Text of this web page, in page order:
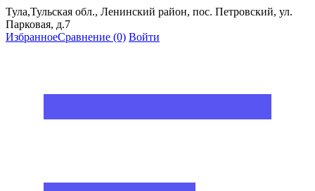
Тула,Тульская обл., Ленинский район, пос. Петровский, ул.
Парковая, д.7
ИзбранноеСравнение (0) Войти